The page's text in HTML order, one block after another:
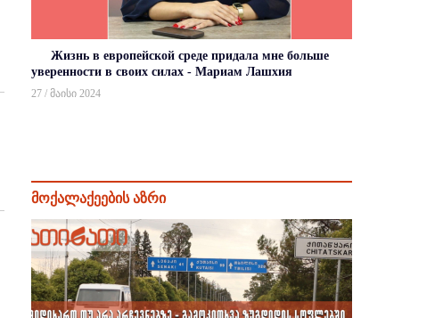
Жизнь в европейской среде придала мне больше
уверенности в своих силах - Мариам Лашхия
27 / მაისი 2024
მოქალაქეების აზრი